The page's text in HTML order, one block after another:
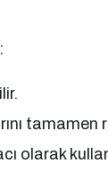
tamamen
olarak